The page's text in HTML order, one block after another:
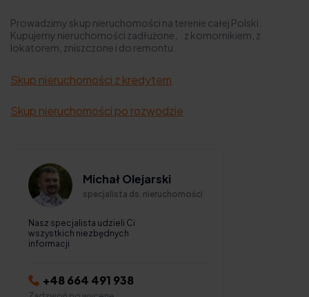
Prowadzimy skup nieruchomości na terenie całej Polski.
Kupujemy nieruchomości zadłużone, z komornikiem, z
lokatorem, zniszczone i do remontu.
Skup nieruchomości z kredytem
Skup nieruchomości po rozwodzie
Michał Olejarski
specjalista ds. nieruchomości
Nasz specjalista udzieli Ci
wszystkich niezbędnych
informacji
+48 664 491 938